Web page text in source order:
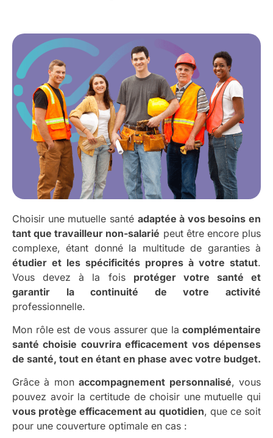
Choisir une mutuelle santé adaptée à vos besoins en
tant que travailleur non-salarié peut être encore plus
complexe, étant donné la multitude de garanties à
étudier et les spécificités propres à votre statut.
Vous devez à la fois protéger votre santé et
garantir la continuité de votre activité
professionnelle.
Mon rôle est de vous assurer que la complémentaire
santé choisie couvrira efficacement vos dépenses
de santé, tout en étant en phase avec votre budget.
Grâce à monaccompagnement personnalisé, vous
pouvez avoir la certitude de choisir une mutuelle qui
vous protège efficacement au quotidien, que ce soit
pour une couverture optimale en cas :